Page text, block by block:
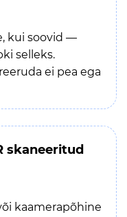
kui soovid —
selleks.
ei pea ega
skaneeritud
kaamerapõhine